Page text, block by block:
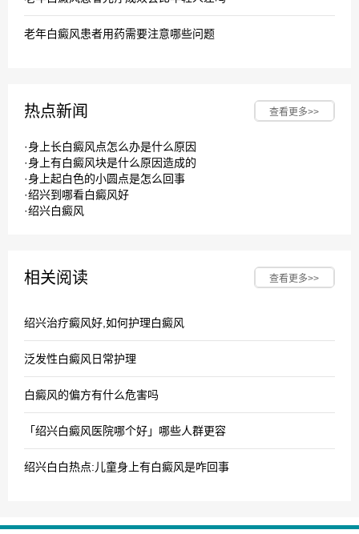
老年白癜风患者用药需要注意哪些问题
热点新闻 查看更多>>
·身上长白癜风点怎么办是什么原因
·身上有白癜风块是什么原因造成的
·身上起白色的小圆点是怎么回事
·绍兴到哪看白癜风好
·绍兴白癜风
相关阅读 查看更多>>
绍兴治疗癜风好,如何护理白癜风
泛发性白癜风日常护理
白癜风的偏方有什么危害吗
「绍兴白癜风医院哪个好」哪些人群更容
绍兴白白热点:儿童身上有白癜风是咋回事